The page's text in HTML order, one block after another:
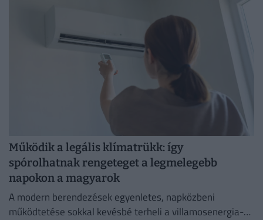
Működik a legális klímatrükk: így
spórolhatnak rengeteget a legmelegebb
napokon a magyarok
A modern berendezések egyenletes, napközbeni
működtetése sokkal kevésbé terheli a villamosenergia-